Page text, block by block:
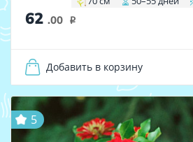
62 .00 i
Добавить в корзину
5